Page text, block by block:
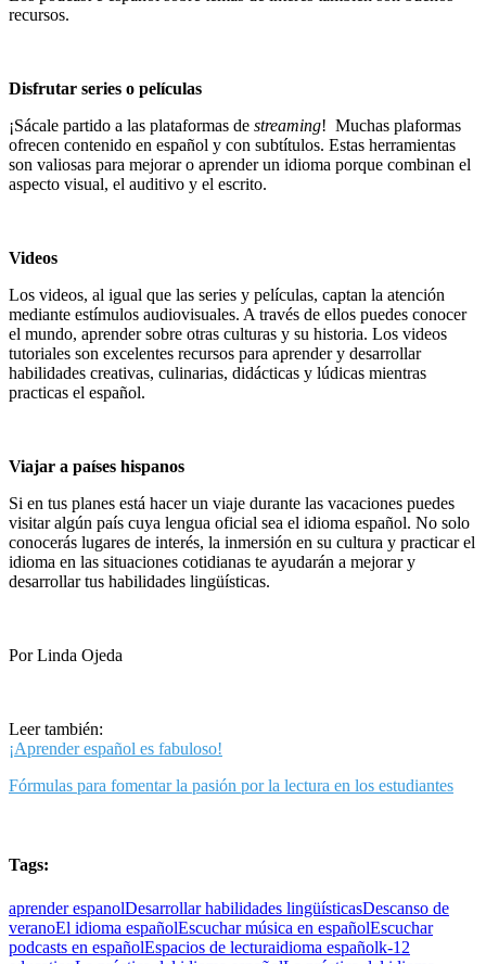
recursos.
Disfrutar series o películas
¡Sácale partido a las plataformas de streaming! Muchas plaformas
ofrecen contenido en español y con subtítulos. Estas herramientas
son valiosas para mejorar o aprender un idioma porque combinan el
aspecto visual, el auditivo y el escrito.
Videos
Los videos, al igual que las series y películas, captan la atención
mediante estímulos audiovisuales. A través de ellos puedes conocer
el mundo, aprender sobre otras culturas y su historia. Los videos
tutoriales son excelentes recursos para aprender y desarrollar
habilidades creativas, culinarias, didácticas y lúdicas mientras
practicas el español.
Viajar a países hispanos
Si en tus planes está hacer un viaje durante las vacaciones puedes
visitar algún país cuya lengua oficial sea el idioma español. No solo
conocerás lugares de interés, la inmersión en su cultura y practicar el
idioma en las situaciones cotidianas te ayudarán a mejorar y
desarrollar tus habilidades lingüísticas.
Por Linda Ojeda
Leer también:
¡Aprender español es fabuloso!
Fórmulas para fomentar la pasión por la lectura en los estudiantes
Tags:
aprender espanolDesarrollar habilidades lingüísticasDescanso de
veranoEl idioma españolEscuchar música en españolEscuchar
podcasts en españolEspacios de lecturaidioma españolk-12